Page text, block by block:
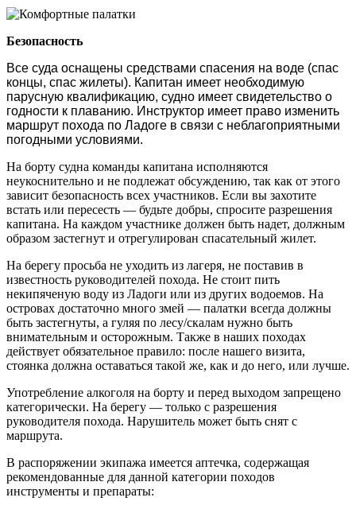
Безопасность
Все суда оснащены средствами спасения на воде (спас
концы, спас жилеты). Капитан имеет необходимую
парусную квалификацию, судно имеет свидетельство о
годности к плаванию. Инструктор имеет право изменить
маршрут похода по Ладоге в связи с неблагоприятными
погодными условиями.
На борту судна команды капитана исполняются
неукоснительно и не подлежат обсуждению, так как от этого
зависит безопасность всех участников. Если вы захотите
встать или пересесть — будьте добры, спросите разрешения
капитана. На каждом участнике должен быть надет, должным
образом застегнут и отрегулирован спасательный жилет.
На берегу просьба не уходить из лагеря, не поставив в
известность руководителей похода. Не стоит пить
некипяченую воду из Ладоги или из других водоемов. На
островах достаточно много змей — палатки всегда должны
быть застегнуты, а гуляя по лесу/скалам нужно быть
внимательным и осторожным. Также в наших походах
действует обязательное правило: после нашего визита,
стоянка должна оставаться такой же, как и до него, или лучше.
Употребление алкоголя на борту и перед выходом запрещено
категорически. На берегу — только с разрешения
руководителя похода. Нарушитель может быть снят с
маршрута.
В распоряжении экипажа имеется аптечка, содержащая
рекомендованные для данной категории походов
инструменты и препараты: